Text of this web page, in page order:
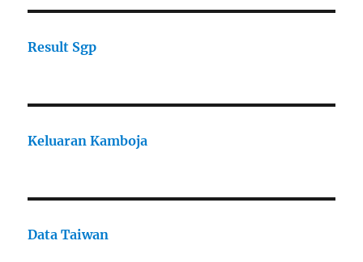
Result Sgp
Keluaran Kamboja
Data Taiwan